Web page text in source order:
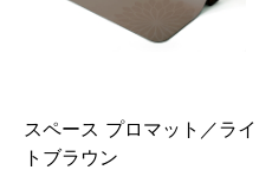
スペース プロマット／ライ
トブラウン